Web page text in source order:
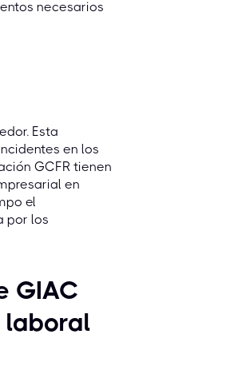
necesarios
Esta
en los
GCFR tienen
en
el
por los
GIAC
laboral